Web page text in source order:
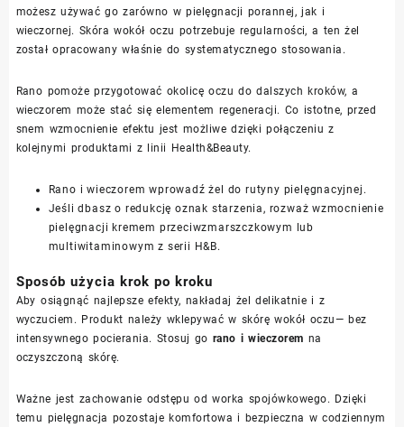
możesz używać go zarówno w pielęgnacji porannej, jak i
wieczornej. Skóra wokół oczu potrzebuje regularności, a ten żel
został opracowany właśnie do systematycznego stosowania.
Rano pomoże przygotować okolicę oczu do dalszych kroków, a
wieczorem może stać się elementem regeneracji. Co istotne, przed
snem wzmocnienie efektu jest możliwe dzięki połączeniu z
kolejnymi produktami z linii Health&Beauty.
Rano i wieczorem wprowadź żel do rutyny pielęgnacyjnej.
Jeśli dbasz o redukcję oznak starzenia, rozważ wzmocnienie
pielęgnacji kremem przeciwzmarszczkowym lub
multiwitaminowym z serii H&B.
Sposób użycia krok po kroku
Aby osiągnąć najlepsze efekty, nakładaj żel delikatnie i z
wyczuciem. Produkt należy wklepywać w skórę wokół oczu— bez
intensywnego pocierania. Stosuj go rano i wieczorem na
oczyszczoną skórę.
Ważne jest zachowanie odstępu od worka spojówkowego. Dzięki
temu pielęgnacja pozostaje komfortowa i bezpieczna w codziennym